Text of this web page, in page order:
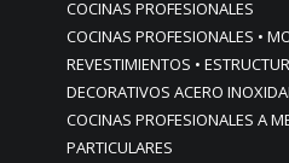
COCINAS PROFESIONALES
COCINAS PROFESIONALES •
REVESTIMIENTOS •
DECORATIVOS ACERO
COCINAS PROFESIONALES A
PARTICULARES